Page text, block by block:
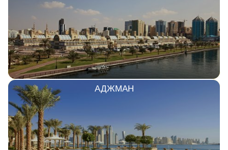
АДЖМАН